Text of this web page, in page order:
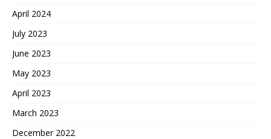
April 2024
July 2023
June 2023
May 2023
April 2023
March 2023
December 2022